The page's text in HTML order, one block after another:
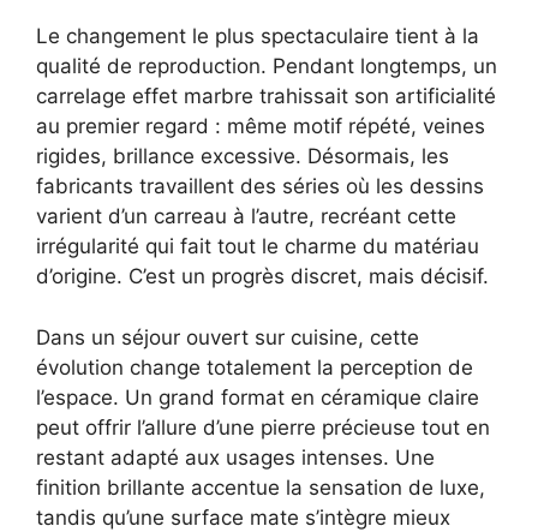
Le changement le plus spectaculaire tient à la
qualité de reproduction. Pendant longtemps, un
carrelage effet marbre trahissait son artificialité
au premier regard : même motif répété, veines
rigides, brillance excessive. Désormais, les
fabricants travaillent des séries où les dessins
varient d’un carreau à l’autre, recréant cette
irrégularité qui fait tout le charme du matériau
d’origine. C’est un progrès discret, mais décisif.
Dans un séjour ouvert sur cuisine, cette
évolution change totalement la perception de
l’espace. Un grand format en céramique claire
peut offrir l’allure d’une pierre précieuse tout en
restant adapté aux usages intenses. Une
finition brillante accentue la sensation de luxe,
tandis qu’une surface mate s’intègre mieux